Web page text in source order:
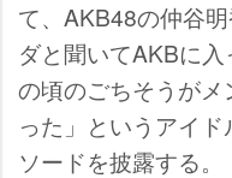
て、AKB48の仲谷
ダと聞いてAKBに
の頃のごちそうが
った」というアイ
ソードを披露する。